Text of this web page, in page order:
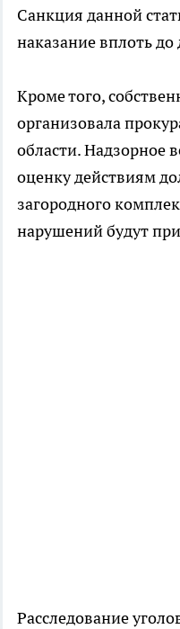
Санкция данной
наказание вплоть
Кроме того,
организовала
области. Надзорное
оценку действиям
загородного
нарушений будут
Расследование